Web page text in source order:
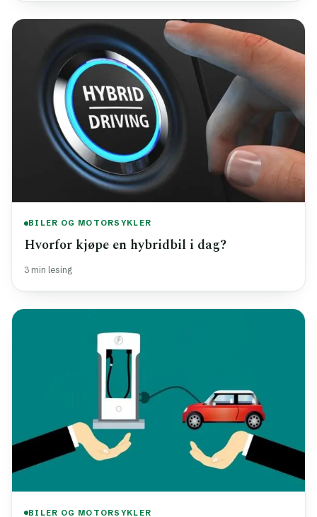
BILER OG MOTORSYKLER
Hvorfor kjøpe en hybridbil i dag?
3 min lesing
BILER OG MOTORSYKLER